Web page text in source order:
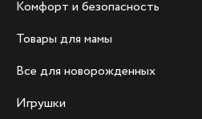
Комфорт и безопасность
Товары для мамы
Все для новорожденных
Игрушки